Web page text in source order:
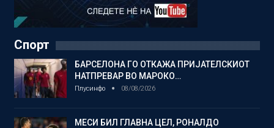
Спорт
БАРСЕЛОНА ГО ОТКАЖА ПРИЈАТЕЛСКИОТ
НАТПРЕВАР ВО МАРОКО…
Плусинфо 08/08/2026
МЕСИ БИЛ ГЛАВНА ЦЕЛ, РОНАЛДО